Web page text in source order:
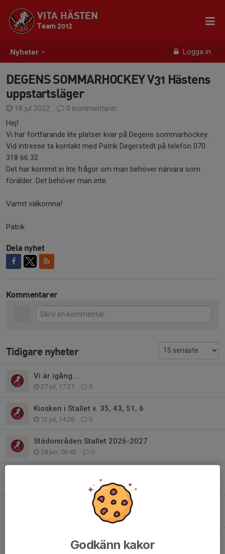
Nyheter Logga in
VITA HÄSTEN
Team 2012
DEGENS SOMMARHOCKEY V31 Hästens
uppstartsläger
18 jul 2022
0 kommentarer
Hej!
Vi har fortfarande lite platser kvar på Degens sommarhockey.
Vid intresse ta kontakt med Patrik Degerstedt på telefon 070
318 66 32
Det har kommit in lite frågor om man behöver närvara som
förälder. Det behöver man inte.
Varmt välkomna!
Patrik
Dela nyhet
Kommentarer
Tidigare nyheter
Vi är igång....
27 jul, 17:27 0
Kiosken i Stallet v. 35, 43, 51, 6
12 jul, 14:26 0
Städområden Stallet 2026-2027
28 jun, 06:42 0
0
Lagkassan, nyttjande av kapital
0
Träningsmatch Oskarshamn 25/4 inställd
22 apr, 14:32 0
Godkänn kakor